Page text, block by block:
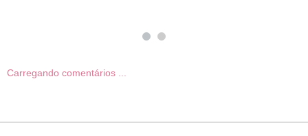
Carregando comentários ...